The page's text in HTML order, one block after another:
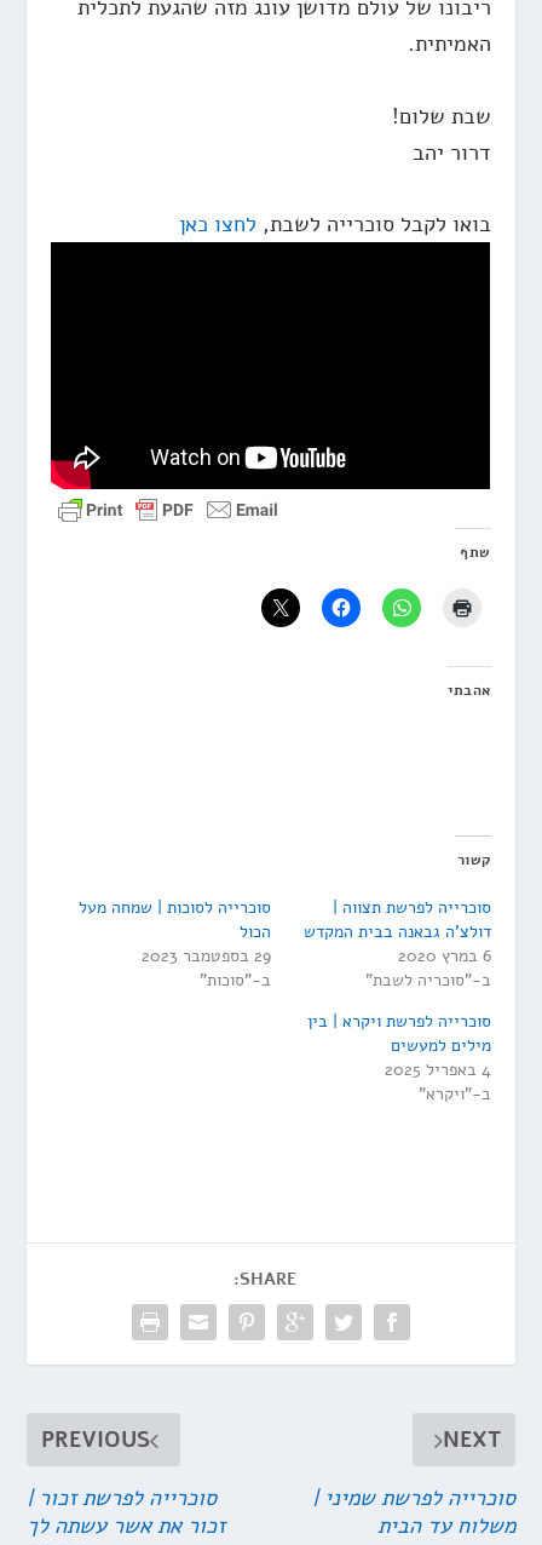
ריבונו של עולם מדושן עונג מזה שהגעת לתכלית
האמיתית.
שבת שלום!
דרור יהב
בואו לקבל סוכרייה לשבת, לחצו כאן
שתף
אהבתי
קשור
סוכרייה לפרשת תצווה |
דולצ'ה גבאנה בבית המקדש
6 במרץ 2020
ב-"סוכריה לשבת"
סוכרייה לסוכות | שמחה מעל
הכול
29 בספטמבר 2023
ב-"סוכות"
סוכרייה לפרשת ויקרא | בין
מילים למעשים
4 באפריל 2025
ב-"ויקרא"
SHARE:
PREVIOUS
סוכרייה לפרשת זכור |
זכור את אשר עשתה לך
NEXT
סוכרייה לפרשת שמיני |
משלוח עד הבית